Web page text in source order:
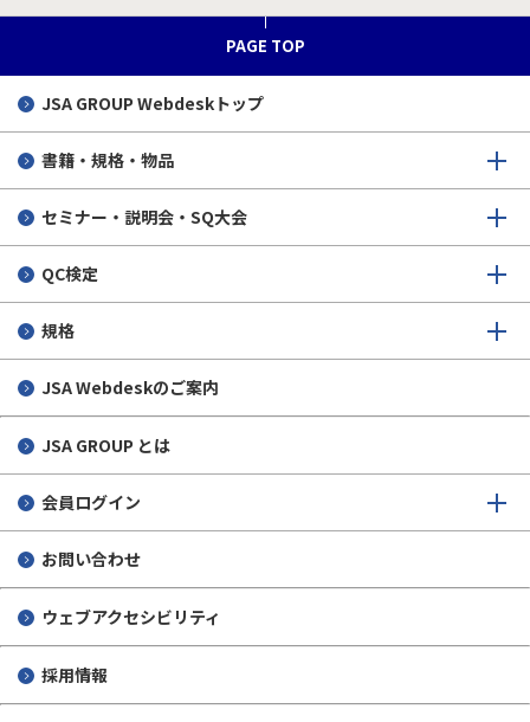
EN 18286～EU AI法のための整合規格
3分で読める！標準化のキホン：第7回「日本産業標準調査
SQオンライン 2026/07/15
PAGE TOP
JSA GROUP Webdeskトップ
書籍・規格・物品
セミナー・説明会・SQ大会
QC検定
規格
JSA Webdeskのご案内
JSA GROUP とは
会員ログイン
お問い合わせ
ウェブアクセシビリティ
採用情報